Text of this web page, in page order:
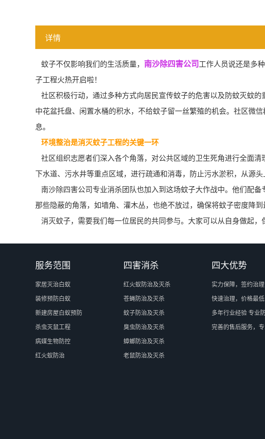
详情
蚊子不仅影响我们的生活质量， 南沙除四害公司 工作人员说还是多
子工程火热开启啦！
社区积极行动，通过多种方式向居民宣传蚊子的危害以及防蚊灭蚊
中花盆托盘、闲置水桶的积水，不给蚊子留一丝繁殖的机会。社区微
息。
环境整治是消灭蚊子工程的关键一环
社区组织志愿者们深入各个角落，对公共区域的卫生死角进行全面
下水道、污水井等重点区域，进行疏通和消毒，防止污水淤积，从源头
南沙除四害公司专业消杀团队也加入到这场蚊子大作战中。他们配
那些隐蔽的角落，如墙角、灌木丛，也绝不放过，确保将蚊子密度降到
消灭蚊子，需要我们每一位居民的共同参与。大家可以从自身做起，
服务范围
家居灭治白蚁
装修预防白蚁
新建房屋白蚁预防
杀虫灭鼠工程
病媒生物防控
红火蚁防治
四害消杀
红火蚁防治及灭杀
苍蝇防治及灭杀
蚊子防治及灭杀
臭虫防治及灭杀
蟑螂防治及灭杀
老鼠防治及灭杀
四大优势
实力保障，签约治
快速治理，价格最低
多年行业经验 专业
完善的售后服务，